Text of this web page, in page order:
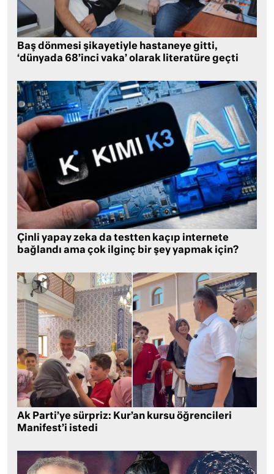
Baş dönmesi şikayetiyle hastaneye gitti,
‘dünyada 68’inci vaka’ olarak literatüre geçti
Çinli yapay zeka da testten kaçıp internete
bağlandı ama çok ilginç bir şey yapmak için?
Ak Parti’ye sürpriz: Kur’an kursu öğrencileri
Manifest’i istedi